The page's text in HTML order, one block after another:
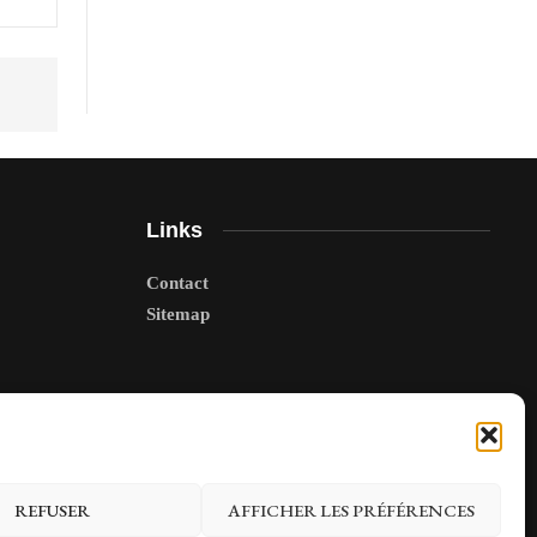
REFUSER AFFICHER LES PRÉFÉRENCES
Links
Contact
Sitemap